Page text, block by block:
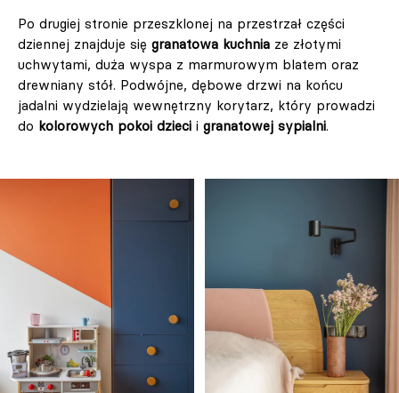
Po drugiej stronie przeszklonej na przestrzał części
dziennej znajduje się granatowa kuchnia ze złotymi
uchwytami, duża wyspa z marmurowym blatem oraz
drewniany stół. Podwójne, dębowe drzwi na końcu
jadalni wydzielają wewnętrzny korytarz, który prowadzi
do kolorowych pokoi dzieci i granatowej sypialni.